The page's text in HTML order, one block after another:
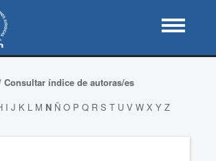
Consultar índice de autoras/es
I J K L M N Ñ O P Q R S T U V W X Y Z